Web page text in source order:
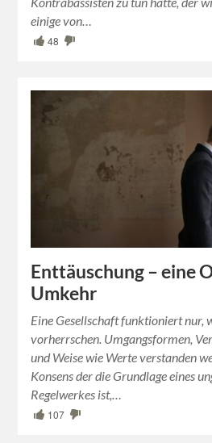
einige von…
48
Enttäuschung – eine
Umkehr
Eine Gesellschaft funktioniert nur,
vorherrschen. Umgangsformen,
und Weise wie Werte verstanden
Konsens der die Grundlage eines
Regelwerkes ist,…
107